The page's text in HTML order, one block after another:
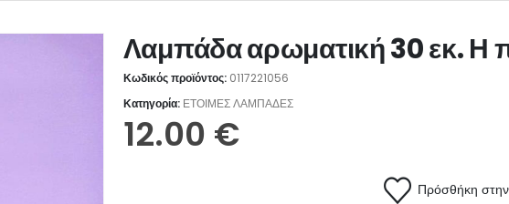
Λαμπάδα αρωματική 30 εκ. Η
Κωδικός προϊόντος: 0117221056
Κατηγορία: ΕΤΟΙΜΕΣ ΛΑΜΠΑΔΕΣ
12.00 €
Πρόσθήκη στην